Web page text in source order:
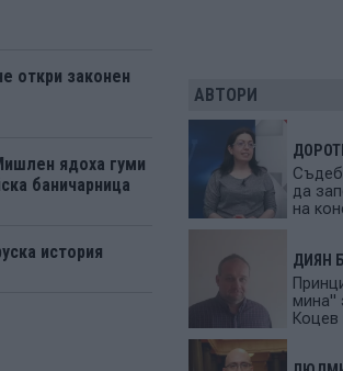
откри законен
ядоха гуми
баничарница
история
АВТОРИ
да
на
ДИЯН
мина"
Коцев